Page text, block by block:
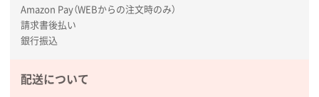
2026年01月27日 13:12
毎年注文しており、信頼できるから。出来上がりも満
熊本県S社様
Amazon Pay（WEBからの注文時のみ）
請求書後払い
銀行振込
配送について